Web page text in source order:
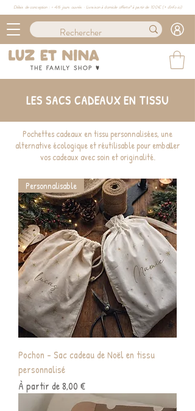
Délais de conception : ≈ 4/6 jours ouvrés · Livraison à domicile offerte* à partir de 100€ (+ d'info ici)
LES SACS CADEAUX EN TISSU
Pochettes cadeaux en tissu personnalisées, une
alternative écologique et réutilisable pour emballer
vos cadeaux avec soin et originalité.
Personnalisable
Pochon - Sac cadeau de Noël en tissu
personnalisé
À partir de8,00 €
Prix promotionnel